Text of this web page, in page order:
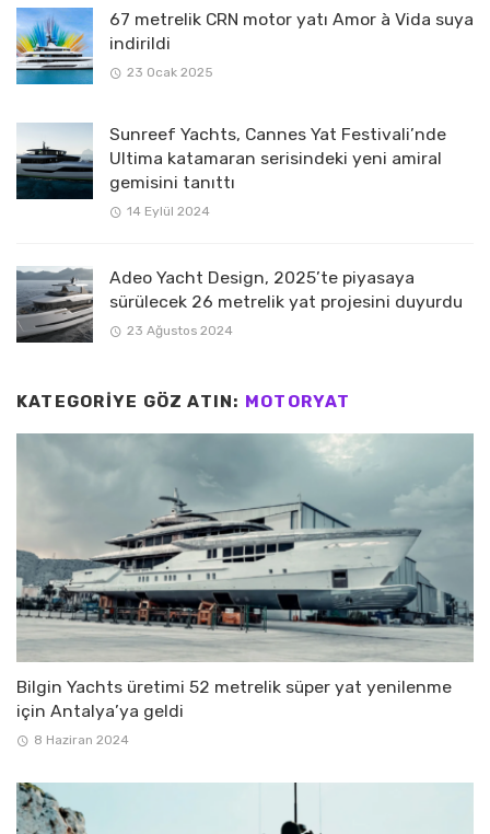
67 metrelik CRN motor yatı Amor à Vida suya
indirildi
23 Ocak 2025
Sunreef Yachts, Cannes Yat Festivali’nde
Ultima katamaran serisindeki yeni amiral
gemisini tanıttı
14 Eylül 2024
Adeo Yacht Design, 2025’te piyasaya
sürülecek 26 metrelik yat projesini duyurdu
23 Ağustos 2024
KATEGORIYE GÖZ ATIN: MOTORYAT
Bilgin Yachts üretimi 52 metrelik süper yat yenilenme
için Antalya’ya geldi
8 Haziran 2024